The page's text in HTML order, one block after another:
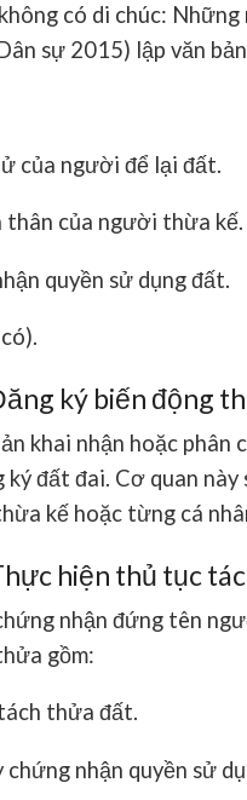
không có di chúc: Những
sự 2015) lập văn
của người để lại đất.
thân của người thừa kế.
quyền sử dụng đất.
ký biến động
khai nhận hoặc
ký đất đai. Cơ quan
kế hoặc từng cá
hiện thủ tục
nhận đứng tên
gồm:
thửa đất.
chứng nhận quyền sử